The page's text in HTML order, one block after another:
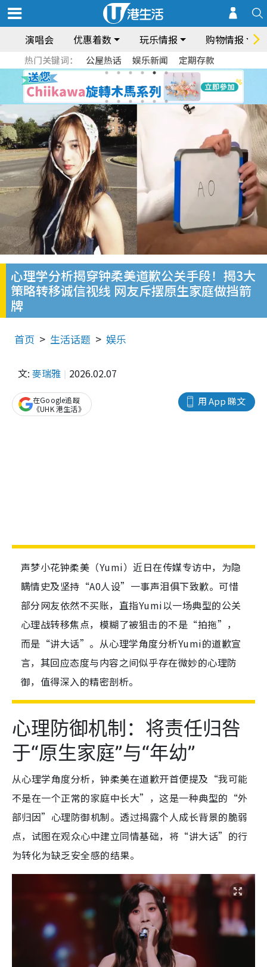
演唱会 优惠着数 玩乐情报 购物情报
热门关键词： 公屋热话 娱乐新闻 定期存款
心理学分析揭穿钟柔美道歉公关手段！揭3大
策略转移诚信视线 网友斥摆原生家庭做挡箭
牌
首页 生活话题 娱乐
文: 麥瑞雅 2026.02.07
用 App 睇文
在Google追蹤
《UHK 港生活》
声梦小花钟柔美（Yumi）近日在传媒专访中，为隐
瞒情史及坚持“A0人设”一事声泪俱下致歉。可惜
部分网友依然不买账，直指Yumi以一场典型的公关
心理战转移焦点，模糊了被狙击的不是“拍拖”，
而是“讲大话”。从心理学角度分析Yumi的道歉宣
言，其回应态度与内容之间似乎存在微妙的心理防
御，值得深入的精密剖析。
心理防御机制：将责任归咎
于“原生家庭”与“年幼”
从心理学角度分析，钟柔美在道歉开首便提及“我可能
不是在一个正常的家庭中长大”，这是一种典型的“外
部归因”心理防御机制。透过揭露个人成长背景的脆弱
点，试图在观众心中建立同情基础，将“讲大话”的行
为转化为缺乏安全感的结果。